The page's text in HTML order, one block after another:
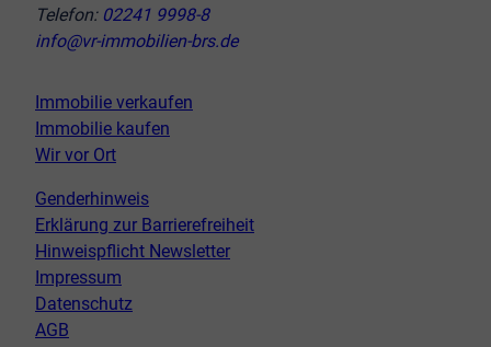
Telefon: 02241 9998-8
info@vr-immobilien-brs.de
Immobilie verkaufen
Immobilie kaufen
Wir vor Ort
Genderhinweis
Erklärung zur Barrierefreiheit
Hinweispflicht Newsletter
Impressum
Datenschutz
AGB